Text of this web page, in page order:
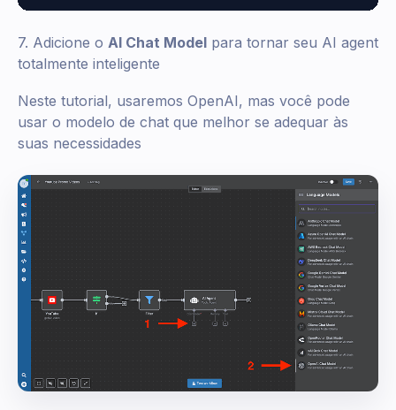
7. Adicione o AI Chat Model para tornar seu AI agent
totalmente inteligente
Neste tutorial, usaremos OpenAI, mas você pode
usar o modelo de chat que melhor se adequar às
suas necessidades